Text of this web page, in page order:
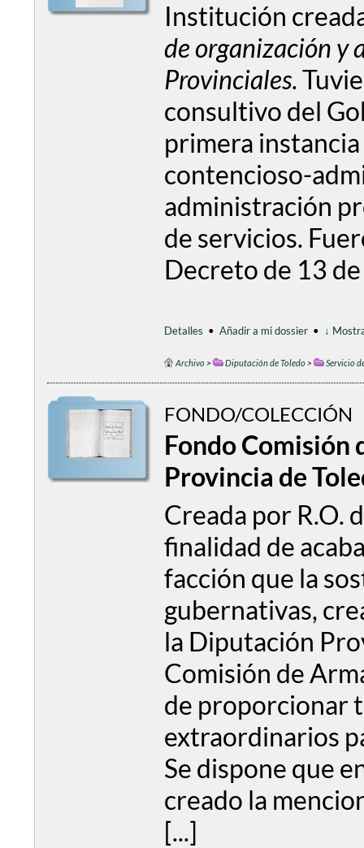
Institución
de organización y
Provinciales.
consultivo del
primera
contencioso-
administración
de servicios.
Decreto de 13
Detalles • Añadir a mi dossier • ↓
Archivo> Diputación de Toledo> Servicio
FONDO/COLECCIÓN
Fondo Comisión
Provincia de
Creada por R.O.
finalidad de
facción que la
gubernativas,
la Diputación
Comisión de
de proporcionar
extraordinarios
Se dispone que
creado la
[...]